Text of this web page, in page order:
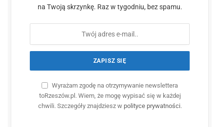
na Twoją skrzynkę. Raz w tygodniu, bez spamu.
Wyrażam zgodę na otrzymywanie newslettera
toRzeszów.pl. Wiem, że mogę wypisać się w każdej
chwili. Szczegóły znajdziesz w polityce prywatności.